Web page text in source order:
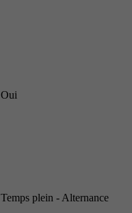
Oui
Temps plein - Alternance